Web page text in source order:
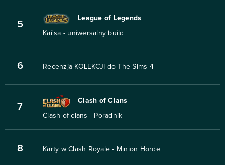
5
League of Legends
Kai'sa - uniwersalny build
6 Recenzja KOLEKCJI do The Sims 4
7
Clash of Clans
Clash of clans - Poradnik
8 Karty w Clash Royale - Minion Horde